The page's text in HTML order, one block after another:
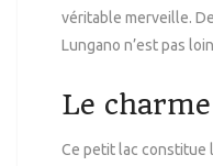
véritable merveille.
Lungano n’est pas
Le
Ce petit lac constitue